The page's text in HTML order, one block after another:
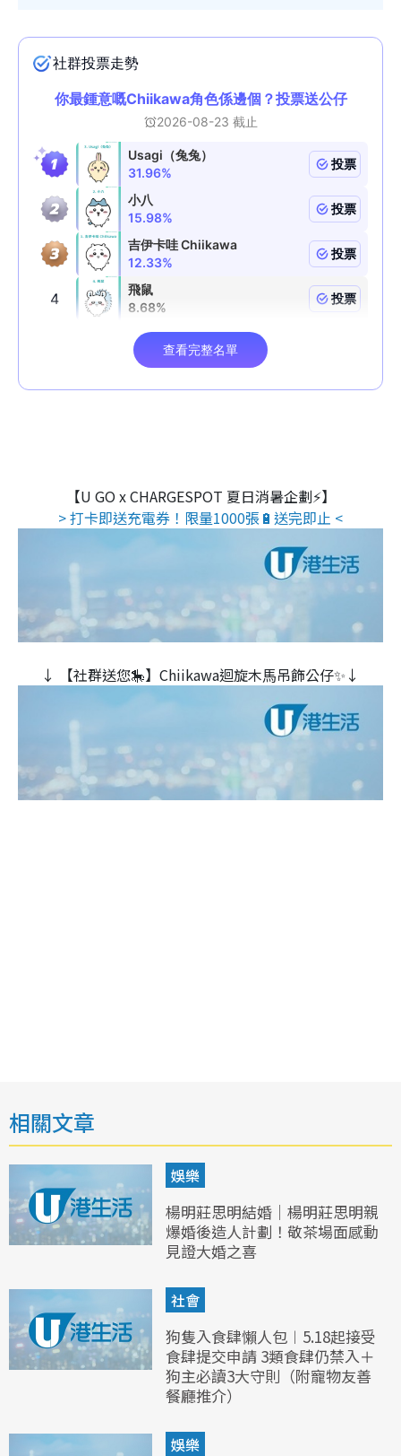
【U GO x CHARGESPOT 夏日消暑企劃⚡】
> 打卡即送充電券！限量1000張🔋送完即止 <
↓ 【社群送您🎠】Chiikawa迴旋木⾺吊飾公仔✨↓
相關文章
娛樂
楊明莊思明結婚｜楊明莊思明親
爆婚後造人計劃！敬茶場面感動
見證大婚之喜
社會
狗隻入食肆懶人包︱5.18起接受
食肆提交申請 3類食肆仍禁入＋
狗主必讀3大守則（附寵物友善
餐廳推介）
娛樂